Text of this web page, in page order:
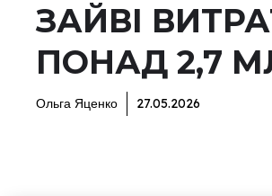
ЗАЙВІ
ПОНАД 2,7
Ольга Яценко 27.05.2026